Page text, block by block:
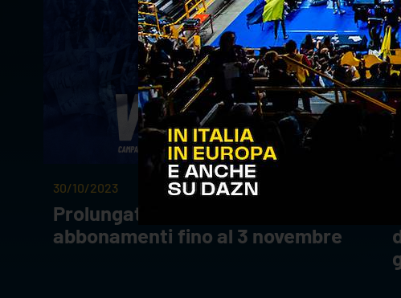
30/10/2023
Prolungata la campagna
abbonamenti fino al 3 novembre